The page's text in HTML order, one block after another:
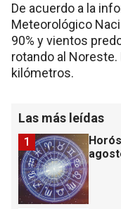
De acuerdo a la
Meteorológico
90% y vientos
rotando al
kilómetros.
Las más leídas
1